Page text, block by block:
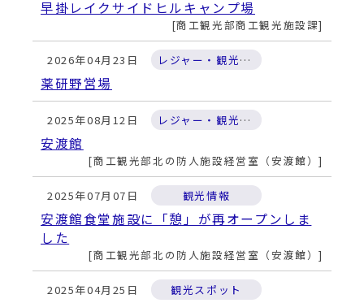
早掛レイクサイドヒルキャンプ場
商工観光部商工観光施設課
2026年04月23日 レジャー・観光施設
薬研野営場
2025年08月12日 レジャー・観光施設
安渡館
商工観光部北の防人施設経営室（安渡館）
2025年07月07日 観光情報
安渡館食堂施設に「憩」が再オープンしま
した
商工観光部北の防人施設経営室（安渡館）
2025年04月25日 観光スポット